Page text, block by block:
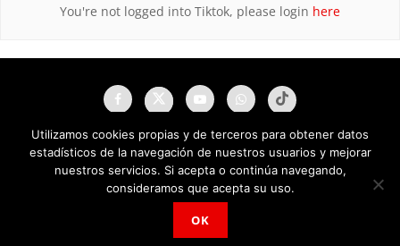
You're not logged into Tiktok, please login here
NAU Noticias A Tiempo Universales © 2025
Utilizamos cookies propias y de terceros para obtener datos
estadísticos de la navegación de nuestros usuarios y mejorar
nuestros servicios. Si acepta o continúa navegando,
consideramos que acepta su uso.
OK